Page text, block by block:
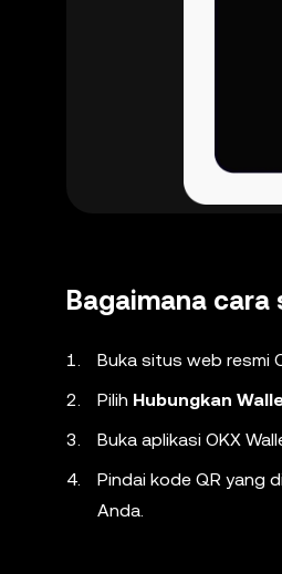
Bagaimana
Buka situs web resmi
Pilih Hubungkan
Buka aplikasi OKX
Pindai kode QR yang
Anda.